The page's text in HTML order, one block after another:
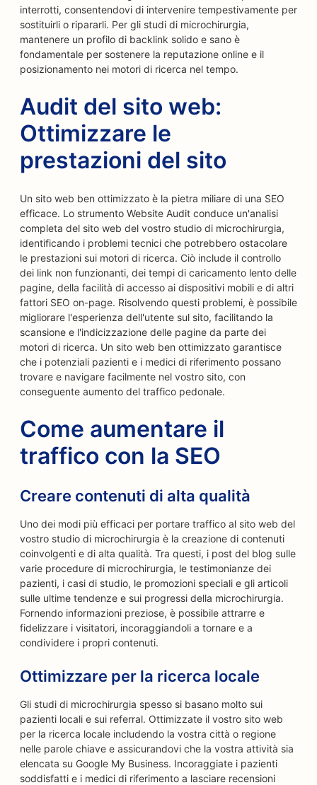
interrotti, consentendovi di intervenire tempestivamente per
sostituirli o ripararli. Per gli studi di microchirurgia,
mantenere un profilo di backlink solido e sano è
fondamentale per sostenere la reputazione online e il
posizionamento nei motori di ricerca nel tempo.
Audit del sito web:
Ottimizzare le
prestazioni del sito
Un sito web ben ottimizzato è la pietra miliare di una SEO
efficace. Lo strumento Website Audit conduce un'analisi
completa del sito web del vostro studio di microchirurgia,
identificando i problemi tecnici che potrebbero ostacolare
le prestazioni sui motori di ricerca. Ciò include il controllo
dei link non funzionanti, dei tempi di caricamento lento delle
pagine, della facilità di accesso ai dispositivi mobili e di altri
fattori SEO on-page. Risolvendo questi problemi, è possibile
migliorare l'esperienza dell'utente sul sito, facilitando la
scansione e l'indicizzazione delle pagine da parte dei
motori di ricerca. Un sito web ben ottimizzato garantisce
che i potenziali pazienti e i medici di riferimento possano
trovare e navigare facilmente nel vostro sito, con
conseguente aumento del traffico pedonale.
Come aumentare il
traffico con la SEO
Creare contenuti di alta qualità
Uno dei modi più efficaci per portare traffico al sito web del
vostro studio di microchirurgia è la creazione di contenuti
coinvolgenti e di alta qualità. Tra questi, i post del blog sulle
varie procedure di microchirurgia, le testimonianze dei
pazienti, i casi di studio, le promozioni speciali e gli articoli
sulle ultime tendenze e sui progressi della microchirurgia.
Fornendo informazioni preziose, è possibile attrarre e
fidelizzare i visitatori, incoraggiandoli a tornare e a
condividere i propri contenuti.
Ottimizzare per la ricerca locale
Gli studi di microchirurgia spesso si basano molto sui
pazienti locali e sui referral. Ottimizzate il vostro sito web
per la ricerca locale includendo la vostra città o regione
nelle parole chiave e assicurandovi che la vostra attività sia
elencata su Google My Business. Incoraggiate i pazienti
soddisfatti e i medici di riferimento a lasciare recensioni